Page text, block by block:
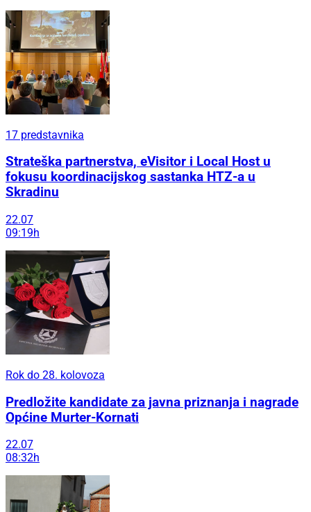
17 predstavnika
Strateška partnerstva, eVisitor i Local Host u
fokusu koordinacijskog sastanka HTZ-a u
Skradinu
22.07
09:19h
Rok do 28. kolovoza
Predložite kandidate za javna priznanja i nagrade
Općine Murter-Kornati
22.07
08:32h